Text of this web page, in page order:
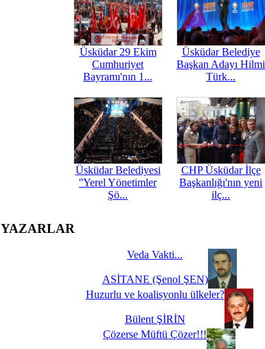
Üsküdar 29 Ekim
Cumhuriyet
Bayramı'nın 1...
Üsküdar Belediye
Başkan Adayı Hilmi
Türk...
Üsküdar Belediyesi
''Yerel Yönetimler
Şö...
CHP Üsküdar İlçe
Başkanlığı'nın yeni
ilç...
YAZARLAR
Veda Vakti...
ASİTANE (Şenol ŞEN)
Huzurlu ve koalisyonlu ülkeler?
Bülent ŞİRİN
Çözerse Müftü Çözer!!!